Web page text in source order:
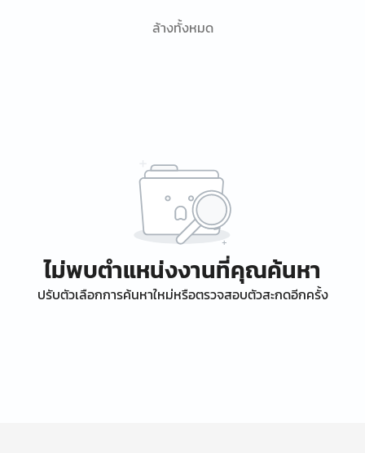
ล้างทั้งหมด
ไม่พบตำแหน่งงานที่คุณค้นหา
ปรับตัวเลือกการค้นหาใหม่หรือตรวจสอบตัวสะกดอีกครั้ง